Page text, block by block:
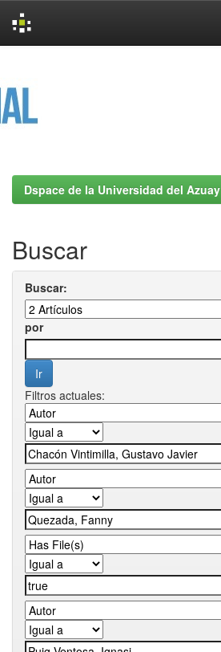
Dspace de la Universidad del Azuay
Buscar
Buscar:
por
Filtros actuales: